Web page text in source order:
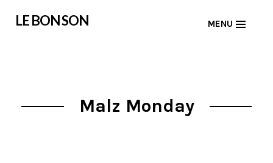
LE BON SON MENU
Malz Monday